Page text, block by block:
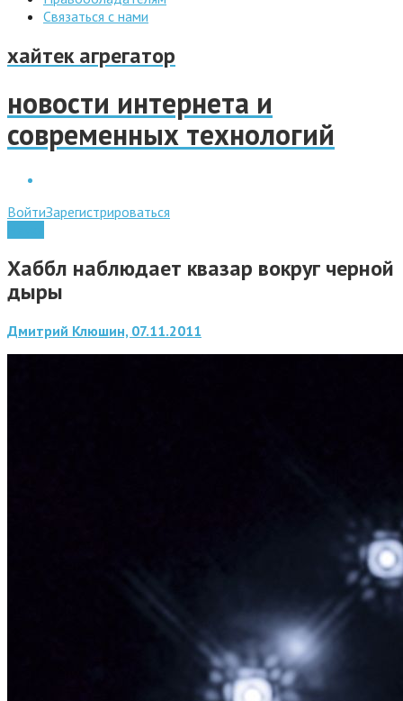
Связаться с нами
хайтек агрегатор
новости интернета и
современных технологий
ВойтиЗарегистрироваться
Хаббл наблюдает квазар вокруг черной
дыры
Дмитрий Клюшин, 07.11.2011